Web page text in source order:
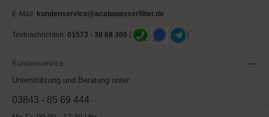
E-Mail: kundenservice@acalawasserfilter.de
Textnachrichten: 01573 - 38 68 300 ( )
Kundenservice
Unterstützung und Beratung unter:
03843 - 85 69 444